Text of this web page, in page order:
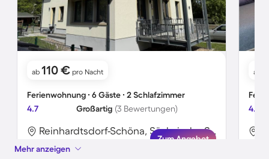
ab 110 € pro Nacht
Ferienwohnung ∙ 6 Gäste ∙ 2 Schlafzimmer
4.7
Großartig (3 Bewertungen)
Reinhardtsdorf-Schöna, Sächsische Schweiz-Osterzgebirge, Deutschland
Zum Angebot
ab
4.4
Mehr anzeigen